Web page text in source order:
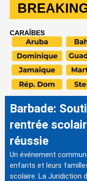
CARAÏBES
Barbade:
rentrée
réussie
Un événement
enfants et leurs
scolaire. La Juridiction